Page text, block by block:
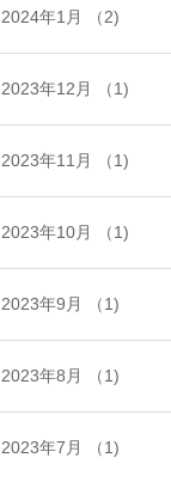
2024年1月 （2)
2023年12月 （1)
2023年11月 （1)
2023年10月 （1)
2023年9月 （1)
2023年8月 （1)
2023年7月 （1)